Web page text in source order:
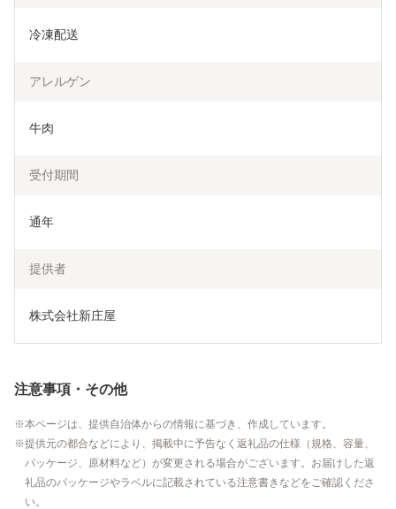
冷凍配送
アレルゲン
牛肉
受付期間
通年
提供者
株式会社新庄屋
注意事項・その他
本ページは、提供自治体からの情報に基づき、作成しています。
提供元の都合などにより、掲載中に予告なく返礼品の仕様（規格、容量、
パッケージ、原材料など）が変更される場合がございます。お届けした返
礼品のパッケージやラベルに記載されている注意書きなどをご確認くださ
い。